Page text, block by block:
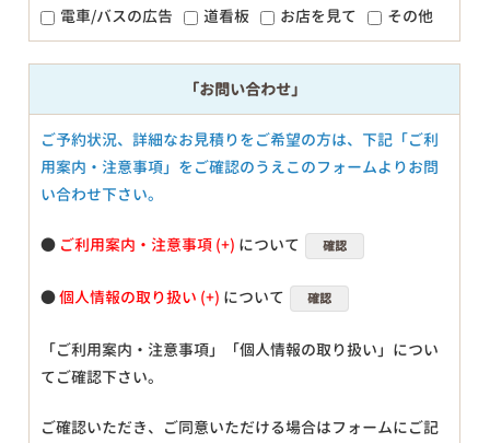
電車/バスの広告
道看板 お店を見て その他
「お問い合わせ」
ご予約状況、詳細なお見積りをご希望の方は、下記「ご利
用案内・注意事項」をご確認のうえこのフォームよりお問
い合わせ下さい。
● ご利用案内・注意事項 について 確認
●個人情報の取り扱い について 確認
「ご利用案内・注意事項」「個人情報の取り扱い」につい
てご確認下さい。
ご確認いただき、ご同意いただける場合はフォームにご記